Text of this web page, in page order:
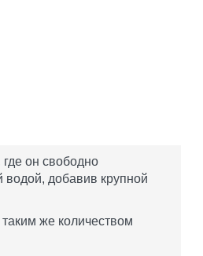
он свободно
водой, добавив крупной
же количеством